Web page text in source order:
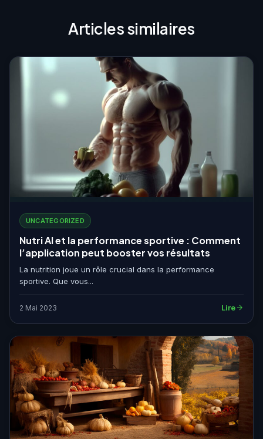
Articles similaires
UNCATEGORIZED
Nutri AI et la performance sportive : Comment
l’application peut booster vos résultats
La nutrition joue un rôle crucial dans la performance
sportive. Que vous...
2 Mai 2023 Lire